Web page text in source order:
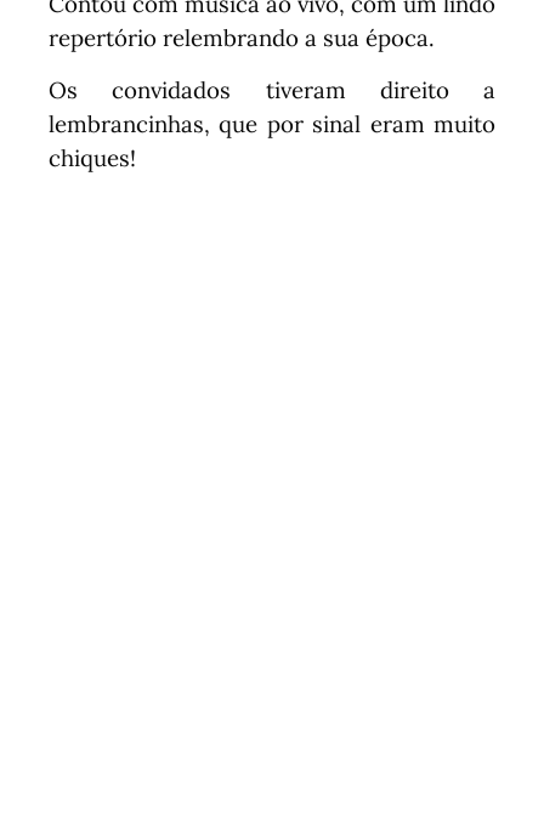
repertório relembrando a sua época.
Os convidados tiveram direito a
lembrancinhas, que por sinal eram muito
chiques!